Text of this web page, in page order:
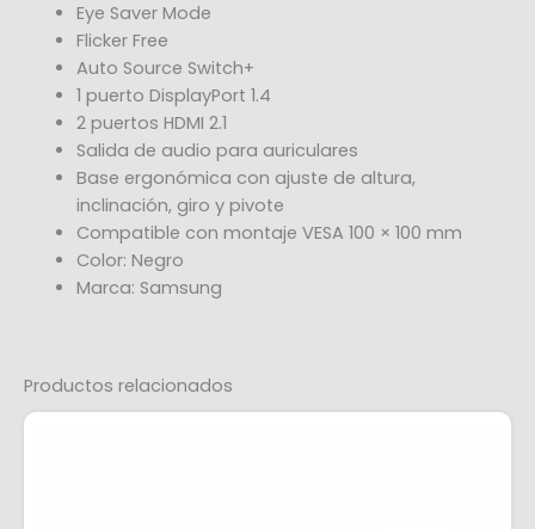
Eye Saver Mode
Flicker Free
Auto Source Switch+
1 puerto DisplayPort 1.4
2 puertos HDMI 2.1
Salida de audio para auriculares
Base ergonómica con ajuste de altura,
inclinación, giro y pivote
Compatible con montaje VESA 100 × 100 mm
Color: Negro
Marca: Samsung
Productos relacionados